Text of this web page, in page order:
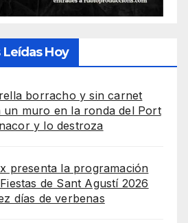
Leídas Hoy
borracho y sin carnet
un muro en la ronda del Port
y lo destroza
presenta la programación
de Sant Agustí 2026
días de verbenas